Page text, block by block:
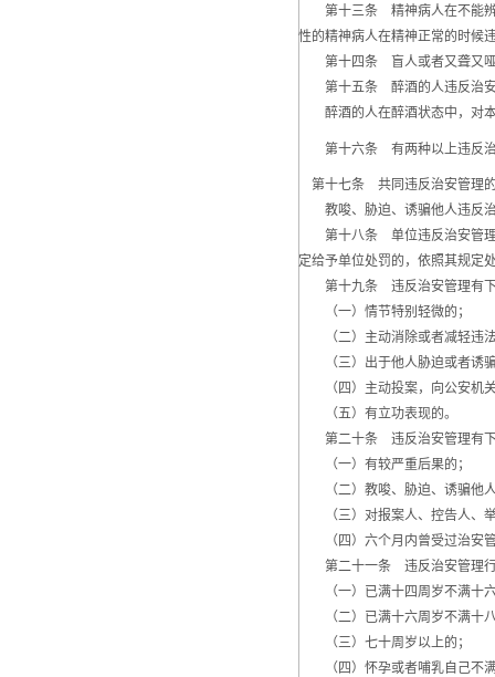
第十三条 精神病人在不能辨
性的精神病人在精神正常的时候
第十四条 盲人或者又聋又哑
第十五条 醉酒的人违反治安
醉酒的人在醉酒状态中，对本
第十六条 有两种以上违反治
第十七条 共同违反治安管理的
教唆、胁迫、诱骗他人违反治
第十八条 单位违反治安管理
定给予单位处罚的，依照其规定
第十九条 违反治安管理有下
（一）情节特别轻微的；
（二）主动消除或者减轻违法
（三）出于他人胁迫或者诱
（四）主动投案，向公安机关
（五）有立功表现的。
第二十条 违反治安管理有下
（一）有较严重后果的；
（二）教唆、胁迫、诱骗他人
（三）对报案人、控告人、举
（四）六个月内曾受过治安
第二十一条 违反治安管理行
（一）已满十四周岁不满十
（二）已满十六周岁不满十八
（三）七十周岁以上的；
（四）怀孕或者哺乳自己不